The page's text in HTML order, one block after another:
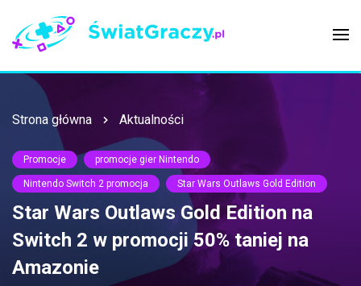
Strona główna Aktualności
Promocje promocje gier Nintendo
Nintendo Switch 2 promocja Star Wars Outlaws Gold Edition
Star Wars Outlaws Gold Edition na
Switch 2 w promocji 50% taniej na
Amazonie